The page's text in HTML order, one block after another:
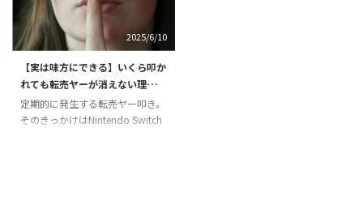
までに。うれしい。 当選したの
はニンテンドーオンラインの第4
回抽選 もう一度言う。当たった
のはニンテンドーオンラインの第
4回抽選。メールが来たのが6月
18日の朝。今日だけはいくら信
号に引っかかろうが、鳥のフンに
打たれようが笑顔で我慢できる。
2025/6/10
【実は味方にできる】いくら叩か
れても転売ヤーが消えない理由
【Switch２】
定期的に発生する転売ヤー叩き。
そのきっかけはNintendo Switch